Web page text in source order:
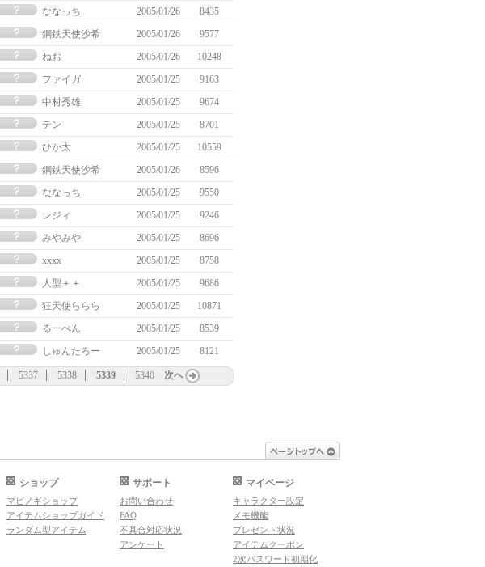
ななっち 2005/01/26
8435
鋼鉄天使沙希 2005/01/26
9577
ねお 2005/01/26
10248
ファイガ 2005/01/25
9163
中村秀雄 2005/01/25
9674
テン 2005/01/25
8701
ひか太 2005/01/25
10559
鋼鉄天使沙希 2005/01/26
8596
ななっち 2005/01/25
9550
レジィ 2005/01/25
9246
みやみや 2005/01/25
8696
xxxx 2005/01/25
8758
人型＋＋ 2005/01/25
9686
狂天使ららら 2005/01/25
10871
るーぺん 2005/01/25
8539
しゅんたろー 2005/01/25 8121
5337 5338 5339 5340 次へ
ショップ
マビノギショップ
アイテムショップガイド
ランダム型アイテム
サポート
お問い合わせ
FAQ
不具合対応状況
アンケート
マイページ
キャラクター設定
メモ機能
プレゼント状況
アイテムクーポン
2次パスワード初期化